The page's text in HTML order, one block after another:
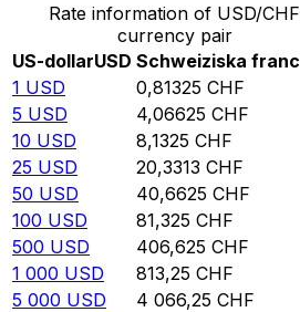
Rate information of USD/CHF
currency pair
US-dollarUSD Schweiziska franc
1 USD 0,81325 CHF
5 USD 4,06625 CHF
10 USD 8,1325 CHF
25 USD 20,3313 CHF
50 USD 40,6625 CHF
100 USD 81,325 CHF
500 USD 406,625 CHF
1 000 USD 813,25 CHF
5 000 USD 4 066,25 CHF